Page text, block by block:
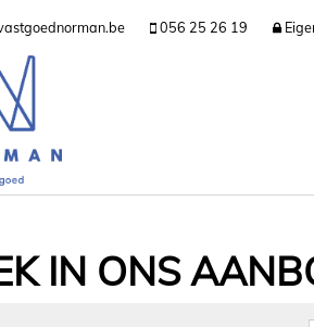
056 25 26 19
IN ONS